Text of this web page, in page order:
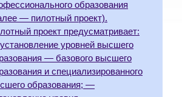
образования
— пилотный проект).
проект предусматривает:
уровней высшего
— базового высшего
и специализированного
образования; —